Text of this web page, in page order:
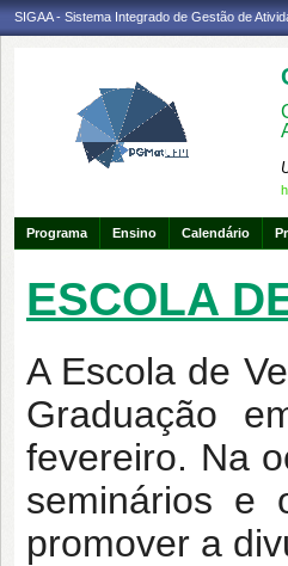
SIGAA - Sistema Integrado de Gestão de
Programa Ensino Calendário
ESCOLA
A Escola de
Graduação
fevereiro. Na
seminários e
promover a